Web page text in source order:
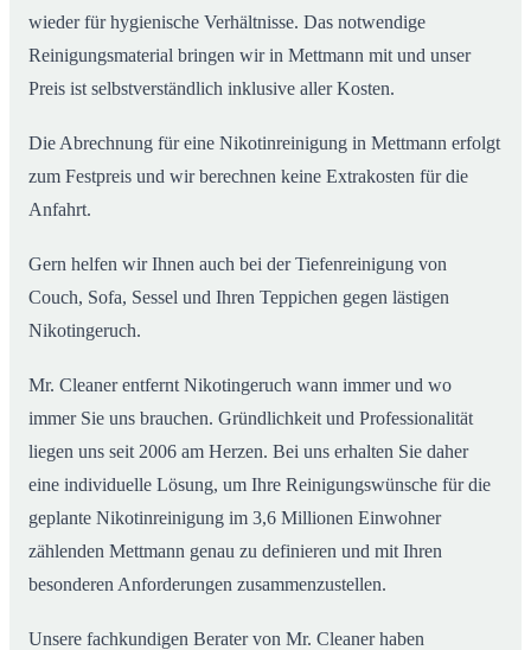
wieder für hygienische Verhältnisse. Das notwendige
Reinigungsmaterial bringen wir in Mettmann mit und unser
Preis ist selbstverständlich inklusive aller Kosten.
Die Abrechnung für eine Nikotinreinigung in Mettmann erfolgt
zum Festpreis und wir berechnen keine Extrakosten für die
Anfahrt.
Gern helfen wir Ihnen auch bei der Tiefenreinigung von
Couch, Sofa, Sessel und Ihren Teppichen gegen lästigen
Nikotingeruch.
Mr. Cleaner entfernt Nikotingeruch wann immer und wo
immer Sie uns brauchen. Gründlichkeit und Professionalität
liegen uns seit 2006 am Herzen. Bei uns erhalten Sie daher
eine individuelle Lösung, um Ihre Reinigungswünsche für die
geplante Nikotinreinigung im 3,6 Millionen Einwohner
zählenden Mettmann genau zu definieren und mit Ihren
besonderen Anforderungen zusammenzustellen.
Unsere fachkundigen Berater von Mr. Cleaner haben